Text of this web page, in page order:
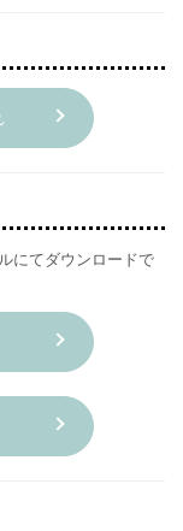
にてダウンロードで